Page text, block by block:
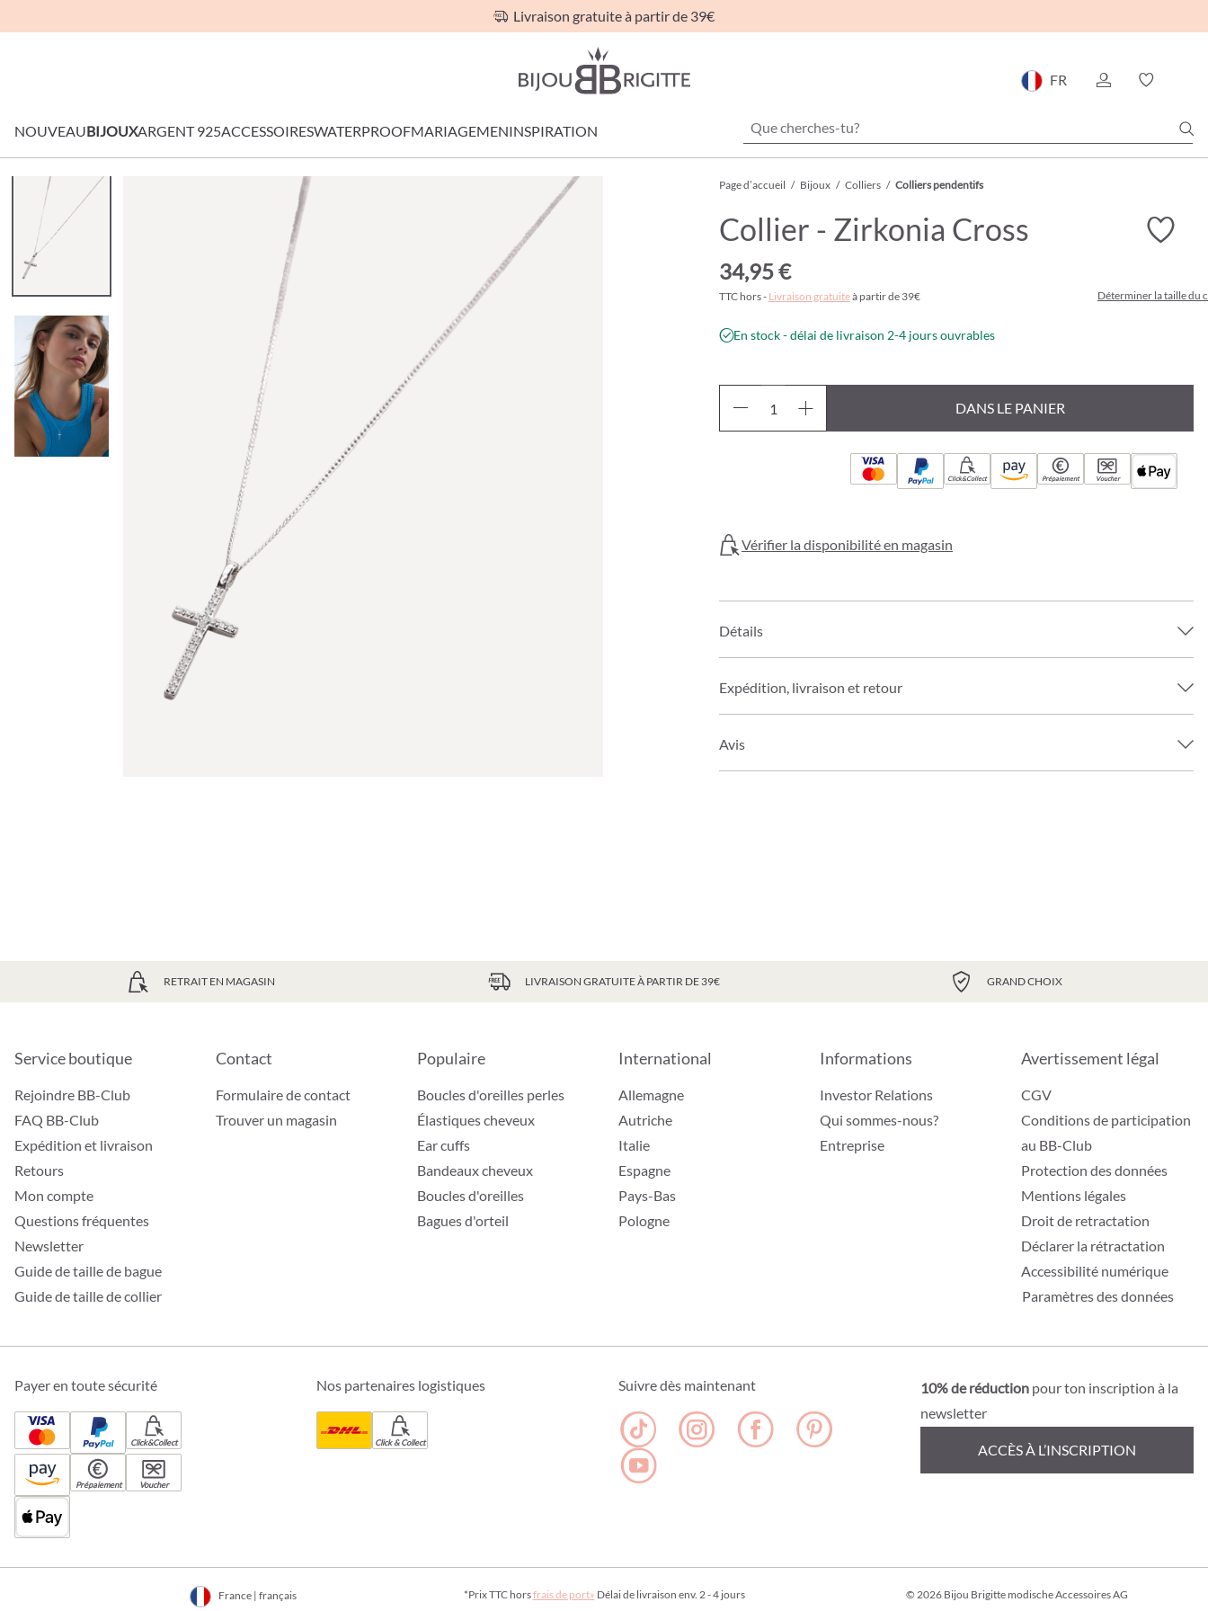
Livraison gratuite à partir de 39€
FR
NOUVEAUBIJOUXARGENT 925ACCESSOIRESWATERPROOFMARIAGEMENINSPIRATION
Page d’accueil / Bijoux / Colliers / Colliers pendentifs
Collier - Zirkonia Cross
34,95 €
TTC hors - Livraison gratuiteà partir de 39€ Déterminer la taille du
En stock - délai de livraison 2-4 jours ouvrables
DANS LE PANIER
Click&Collect Prépaiement Voucher
Vérifier la disponibilité en magasin
Détails
Expédition, livraison et retour
Avis
RETRAIT EN MAGASIN LIVRAISON GRATUITE À PARTIR DE 39€ GRAND CHOIX
Service boutique
Rejoindre BB-Club
FAQ BB-Club
Expédition et livraison
Retours
Mon compte
Questions fréquentes
Newsletter
Guide de taille de bague
Guide de taille de collier
Contact
Formulaire de contact
Trouver un magasin
Populaire
Boucles d'oreilles perles
Élastiques cheveux
Ear cuffs
Bandeaux cheveux
Boucles d'oreilles
Bagues d'orteil
International
Allemagne
Autriche
Italie
Espagne
Pays-Bas
Pologne
Informations
Investor Relations
Qui sommes-nous?
Entreprise
Avertissement légal
CGV
Conditions de participation
au BB-Club
Protection des données
Mentions légales
Droit de retractation
Déclarer la rétractation
Accessibilité numérique
Paramètres des données
Payer en toute sécurité
Click&Collect
Prépaiement Voucher
Nos partenaires logistiques
Click & Collect
Suivre dès maintenant 10% de réduction pour ton inscription à la
newsletter
ACCÈS À L’INSCRIPTION
France | français *Prix TTC horsfrais de port» Délai de livraison env. 2 - 4 jours © 2026 Bijou Brigitte modische Accessoires AG